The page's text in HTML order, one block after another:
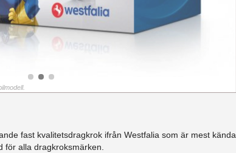
fast kvalitetsdragkrok ifrån Westfalia som är mest kända
alla dragkroksmärken.